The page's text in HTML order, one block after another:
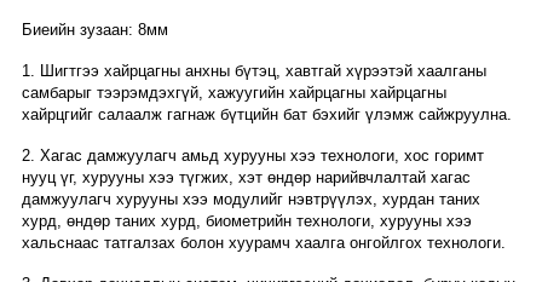
Биеийн зузаан: 8мм
1. Шигтгээ хайрцагны анхны бүтэц, хавтгай хүрээтэй хаалганы
самбарыг тээрэмдэхгүй, хажуугийн хайрцагны хайрцагны
хайрцгийг салаалж гагнаж бүтцийн бат бэхийг үлэмж сайжруулна.
2. Хагас дамжуулагч амьд хурууны хээ технологи, хос горимт
нууц үг, хурууны хээ түгжих, хэт өндөр нарийвчлалтай хагас
дамжуулагч хурууны хээ модулийг нэвтрүүлэх, хурдан таних
хурд, өндөр таних хурд, биометрийн технологи, хурууны хээ
хальснаас татгалзах болон хуурамч хаалга онгойлгох технологи.